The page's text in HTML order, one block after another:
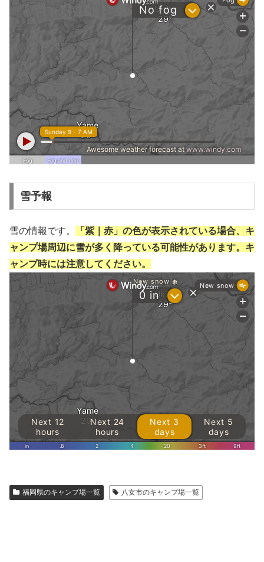
雪予報
雪の情報です。
「紫｜赤」の色が表示されている場合、キ
ャンプ場周辺に雪が多く降っている可能性があります。キ
ャンプ時には注意してください。
福岡県のキャンプ場一覧 八女市のキャンプ場一覧